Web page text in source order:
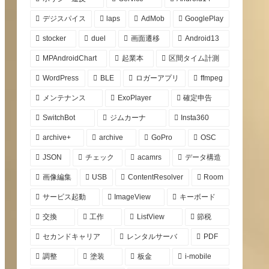
デジスパイス laps AdMob GooglePlay
stocker duel 画面遷移 Android13
MPAndroidChart 起業本 区間タイム計測
WordPress BLE ロガーアプリ ffmpeg
メンテナンス ExoPlayer 確定申告
SwitchBot ジムカーナ Insta360
archive+ archive GoPro OSC
JSON チェック acamrs データ構造
画像編集 USB ContentResolver Room
サービス起動 ImageView キーボード
交換 工作 ListView 節税
セカンドキャリア レンタルサーバ PDF
調整 塗装 板金 i-mobile